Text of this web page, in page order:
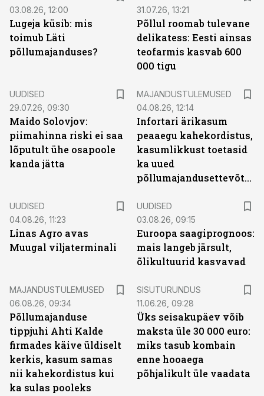
03.08.26, 12:00
Lugeja küsib: mis
toimub Läti
põllumajanduses?
31.07.26, 13:21
Põllul roomab tulevane
delikatess: Eesti ainsas
teofarmis kasvab 600
000 tigu
UUDISED
29.07.26, 09:30
Maido Solovjov:
piimahinna riski ei saa
lõputult ühe osapoole
kanda jätta
MAJANDUSTULEMUSED
04.08.26, 12:14
Infortari ärikasum
peaaegu kahekordistus,
kasumlikkust toetasid
ka uued
põllumajandusettevõtted
UUDISED
04.08.26, 11:23
Linas Agro avas
Muugal viljaterminali
UUDISED
03.08.26, 09:15
Euroopa saagiprognoos:
mais langeb järsult,
õlikultuurid kasvavad
MAJANDUSTULEMUSED
06.08.26, 09:34
Põllumajanduse
tippjuhi Ahti Kalde
firmades käive üldiselt
kerkis, kasum samas
nii kahekordistus kui
ka sulas pooleks
SISUTURUNDUS
11.06.26, 09:28
Üks seisakupäev võib
maksta üle 30 000 euro:
miks tasub kombain
enne hooaega
põhjalikult üle vaadata